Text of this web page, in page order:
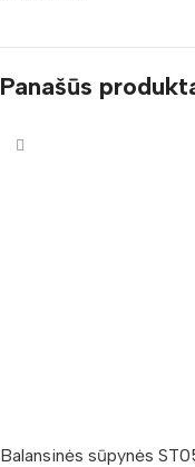
Panašūs
Balansinės sūpynės